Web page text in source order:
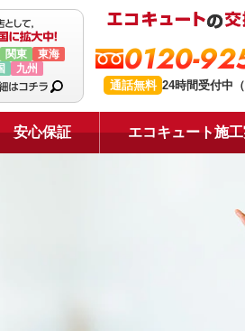
関東
東海
九州 0120-
通話無料 24時間受付中（
安心保証 エコキュート施